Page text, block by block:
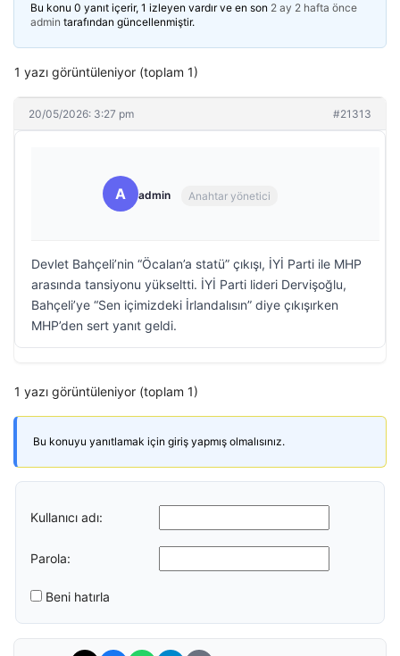
Bu konu 0 yanıt içerir, 1 izleyen vardır ve en son 2 ay 2 hafta önce
admin tarafından güncellenmiştir.
1 yazı görüntüleniyor (toplam 1)
20/05/2026: 3:27 pm #21313
A admin Anahtar yönetici
Devlet Bahçeli’nin “Öcalan’a statü” çıkışı, İYİ Parti ile MHP
arasında tansiyonu yükseltti. İYİ Parti lideri Dervişoğlu,
Bahçeli’ye “Sen içimizdeki İrlandalısın” diye çıkışırken
MHP’den sert yanıt geldi.
1 yazı görüntüleniyor (toplam 1)
Bu konuyu yanıtlamak için giriş yapmış olmalısınız.
Kullanıcı adı:
Parola:
Beni hatırla